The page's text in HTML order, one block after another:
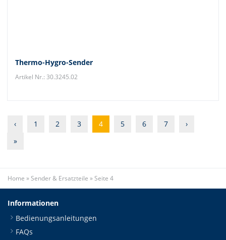
Thermo-Hygro-Sender
Artikel Nr.: 30.3245.02
‹ 1 2 3 4 5 6 7
›
»
Home »Sender & Ersatzteile »Seite 4
Informationen
Bedienungsanleitungen
FAQs